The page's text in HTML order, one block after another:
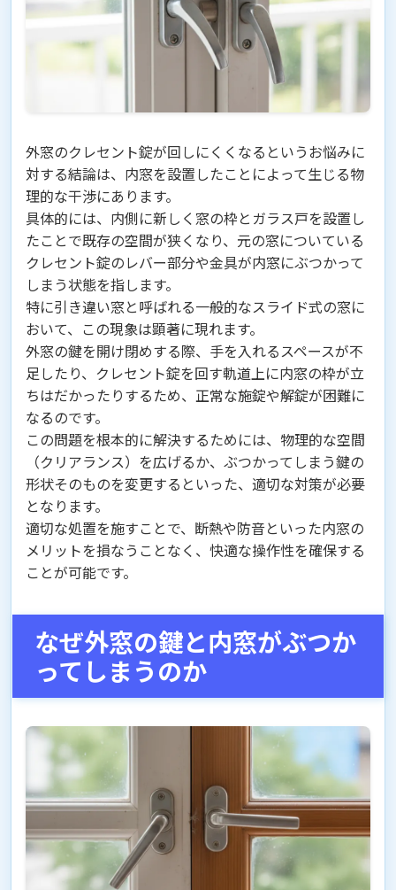
外窓のクレセント錠が回しにくくなるというお悩みに
対する結論は、内窓を設置したことによって生じる物
理的な干渉にあります。
具体的には、内側に新しく窓の枠とガラス戸を設置し
たことで既存の空間が狭くなり、元の窓についている
クレセント錠のレバー部分や金具が内窓にぶつかって
しまう状態を指します。
特に引き違い窓と呼ばれる一般的なスライド式の窓に
おいて、この現象は顕著に現れます。
外窓の鍵を開け閉めする際、手を入れるスペースが不
足したり、クレセント錠を回す軌道上に内窓の枠が立
ちはだかったりするため、正常な施錠や解錠が困難に
なるのです。
この問題を根本的に解決するためには、物理的な空間
（クリアランス）を広げるか、ぶつかってしまう鍵の
形状そのものを変更するといった、適切な対策が必要
となります。
適切な処置を施すことで、断熱や防音といった内窓の
メリットを損なうことなく、快適な操作性を確保する
ことが可能です。
なぜ外窓の鍵と内窓がぶつか
ってしまうのか